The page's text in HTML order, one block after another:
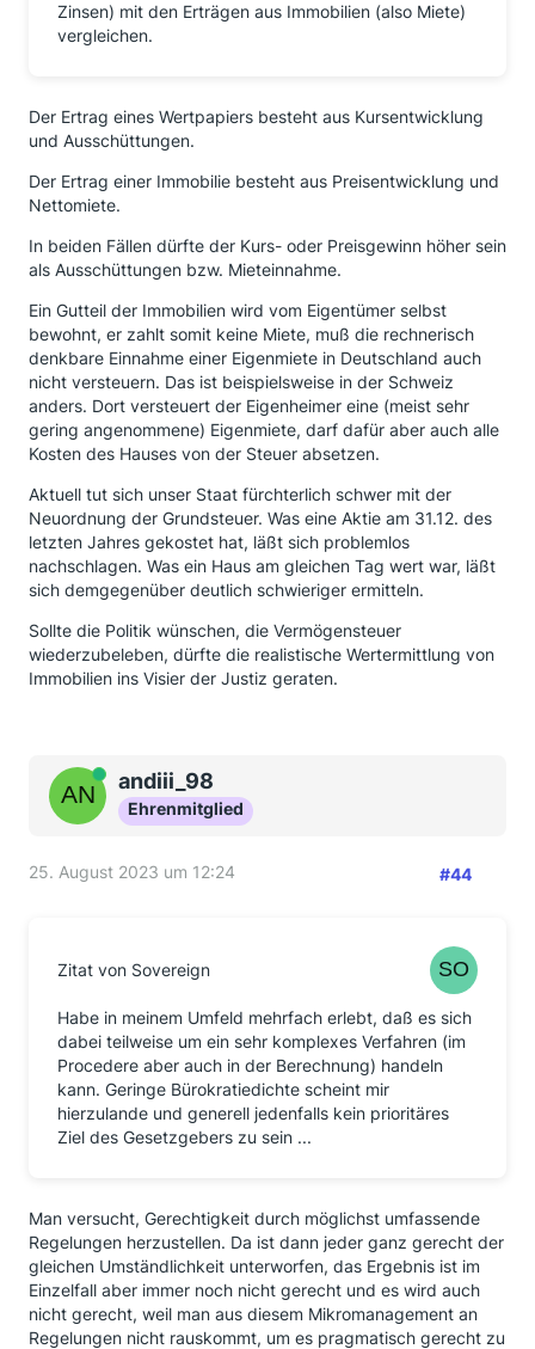
Zinsen) mit den Erträgen aus Immobilien (also Miete)
vergleichen.
Der Ertrag eines Wertpapiers besteht aus Kursentwicklung
und Ausschüttungen.
Der Ertrag einer Immobilie besteht aus Preisentwicklung und
Nettomiete.
In beiden Fällen dürfte der Kurs- oder Preisgewinn höher sein
als Ausschüttungen bzw. Mieteinnahme.
Ein Gutteil der Immobilien wird vom Eigentümer selbst
bewohnt, er zahlt somit keine Miete, muß die rechnerisch
denkbare Einnahme einer Eigenmiete in Deutschland auch
nicht versteuern. Das ist beispielsweise in der Schweiz
anders. Dort versteuert der Eigenheimer eine (meist sehr
gering angenommene) Eigenmiete, darf dafür aber auch alle
Kosten des Hauses von der Steuer absetzen.
Aktuell tut sich unser Staat fürchterlich schwer mit der
Neuordnung der Grundsteuer. Was eine Aktie am 31.12. des
letzten Jahres gekostet hat, läßt sich problemlos
nachschlagen. Was ein Haus am gleichen Tag wert war, läßt
sich demgegenüber deutlich schwieriger ermitteln.
Sollte die Politik wünschen, die Vermögensteuer
wiederzubeleben, dürfte die realistische Wertermittlung von
Immobilien ins Visier der Justiz geraten.
Onlineandiii_98
Ehrenmitglied
25. August 2023 um 12:24 #44
Zitat von Sovereign
Habe in meinem Umfeld mehrfach erlebt, daß es sich
dabei teilweise um ein sehr komplexes Verfahren (im
Procedere aber auch in der Berechnung) handeln
kann. Geringe Bürokratiedichte scheint mir
hierzulande und generell jedenfalls kein prioritäres
Ziel des Gesetzgebers zu sein ...
Man versucht, Gerechtigkeit durch möglichst umfassende
Regelungen herzustellen. Da ist dann jeder ganz gerecht der
gleichen Umständlichkeit unterworfen, das Ergebnis ist im
Einzelfall aber immer noch nicht gerecht und es wird auch
nicht gerecht, weil man aus diesem Mikromanagement an
Regelungen nicht rauskommt, um es pragmatisch gerecht zu